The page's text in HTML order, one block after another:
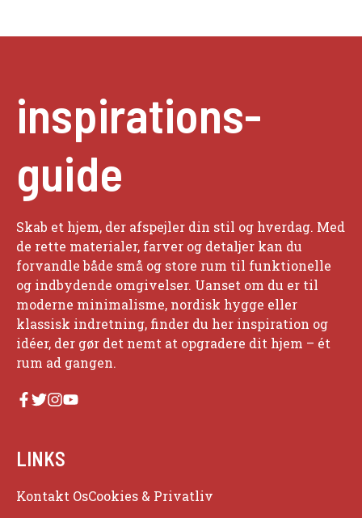
inspirations-
guide
Skab et hjem, der afspejler din stil og hverdag. Med
de rette materialer, farver og detaljer kan du
forvandle både små og store rum til funktionelle
og indbydende omgivelser. Uanset om du er til
moderne minimalisme, nordisk hygge eller
klassisk indretning, finder du her inspiration og
idéer, der gør det nemt at opgradere dit hjem – ét
rum ad gangen.
LINKS
Kontakt OsCookies & Privatliv